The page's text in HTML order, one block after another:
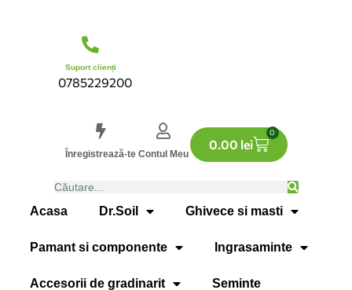
Suport clienți
0785229200
Înregistrează-te Contul Meu
0.00 lei
0
Acasa Dr.Soil Ghivece si masti
Pamant si componente Ingrasaminte
Accesorii de gradinarit Seminte